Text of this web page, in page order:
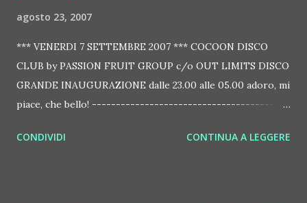
agosto 23, 2007
*** VENERDI 7 SETTEMBRE 2007 *** COCOON DISCO
CLUB by PASSION FRUIT GROUP c/o OUT LIMITS DISCO
GRANDE INAUGURAZIONE dalle 23.00 alle 05.00 adoro, mi
piace, che bello! -----------------------------------------
venerdì OUT LIMITS firmati PASSION FRUIT! *** Nuova
CONDIVIDI CONTINUA A LEGGERE